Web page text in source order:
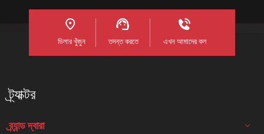
ডিলার খুঁজুন তদন্ত করতে এখন আমাদের কল
ট্র্যাক্টর
ব্র্যান্ড দ্বারা